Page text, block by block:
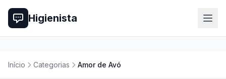
Higienista
Início Categorias Amor de Avó